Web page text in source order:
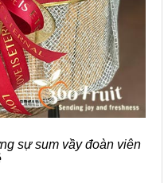
sự sum vầy đoàn viên